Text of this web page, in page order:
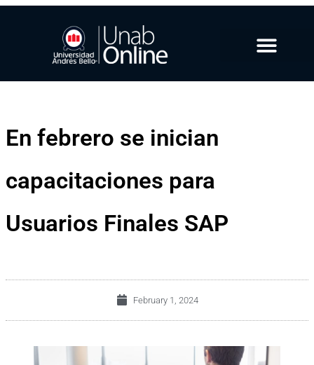
En febrero se inician
capacitaciones para
Usuarios Finales SAP
February 1, 2024